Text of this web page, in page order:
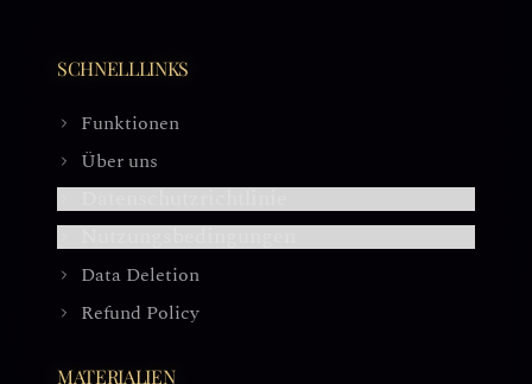
SCHNELLLINKS
Funktionen
Über uns
Data Deletion
Refund Policy
MATERIALIEN